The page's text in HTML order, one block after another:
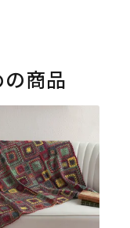
商品